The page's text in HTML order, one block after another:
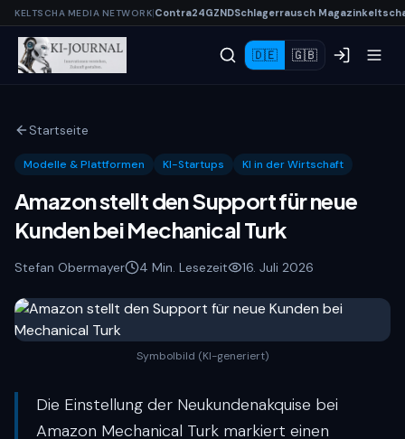
KELTSCHA MEDIA NETWORK|Contra24GZNDSchlagerrausch Magazin
🇩🇪 🇬🇧
Startseite
Modelle & Plattformen KI-Startups KI in der Wirtschaft
Amazon stellt den Support für neue
Kunden bei Mechanical Turk
Stefan Obermayer 4 Min. Lesezeit 16. Juli 2026
Symbolbild (KI-generiert)
Die Einstellung der Neukundenakquise bei
Amazon Mechanical Turk markiert einen